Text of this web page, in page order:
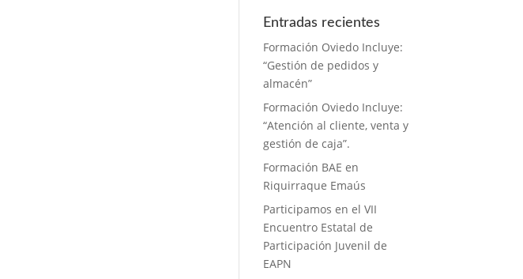
Entradas recientes
Formación Oviedo Incluye:
“Gestión de pedidos y
almacén”
Formación Oviedo Incluye:
“Atención al cliente, venta y
gestión de caja”.
Formación BAE en
Riquirraque Emaús
Participamos en el VII
Encuentro Estatal de
Participación Juvenil de
EAPN